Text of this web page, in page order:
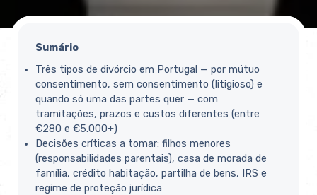
Sumário
Três tipos de divórcio em Portugal — por mútuo
consentimento, sem consentimento (litigioso) e
quando só uma das partes quer — com
tramitações, prazos e custos diferentes (entre
€280 e €5.000+)
Decisões críticas a tomar: filhos menores
(responsabilidades parentais), casa de morada de
família, crédito habitação, partilha de bens, IRS e
regime de proteção jurídica